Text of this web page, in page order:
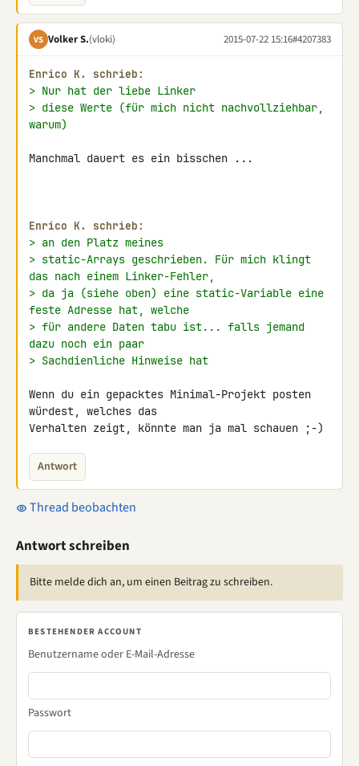
VS Volker S.(vloki) 2015-07-22 15:16#4207383
Enrico K. schrieb:
> Nur hat der liebe Linker
> diese Werte (für mich nicht nachvollziehbar,
warum)
Manchmal dauert es ein bisschen ...
Enrico K. schrieb:
> an den Platz meines
> static-Arrays geschrieben. Für mich klingt
das nach einem Linker-Fehler,
> da ja (siehe oben) eine static-Variable eine
feste Adresse hat, welche
> für andere Daten tabu ist... falls jemand
dazu noch ein paar
> Sachdienliche Hinweise hat
Wenn du ein gepacktes Minimal-Projekt posten
würdest, welches das
Verhalten zeigt, könnte man ja mal schauen ;-)
Antwort
Thread beobachten
Antwort schreiben
Bitte melde dich an, um einen Beitrag zu schreiben.
BESTEHENDER ACCOUNT
Benutzername oder E-Mail-Adresse
Passwort